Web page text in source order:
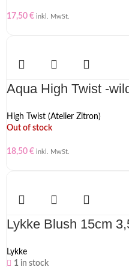
17,50 € inkl. MwSt.
Aqua High Twist -
High Twist (Atelier Zitron)
Out of stock
18,50 € inkl. MwSt.
Lykke Blush 15cm
Lykke
1 in stock